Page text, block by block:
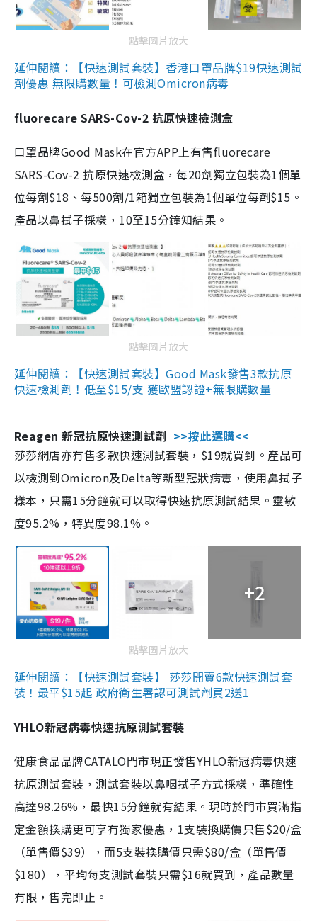
點擊圖片放大
延伸閱讀：【快速測試套裝】香港口罩品牌$19快速測試
劑優惠 無限購數量！可檢測Omicron病毒
fluorecare SARS-Cov-2 抗原快速檢測盒
口罩品牌Good Mask在官方APP上有售fluorecare
SARS-Cov-2 抗原快速檢測盒，每20劑獨立包裝為1個單
位每劑$18、每500劑/1箱獨立包裝為1個單位每劑$15。
產品以鼻拭子採樣，10至15分鐘知結果。
點擊圖片放大
延伸閱讀：【快速測試套裝】Good Mask發售3款抗原
快速檢測劑！低至$15/支 獲歐盟認證+無限購數量
Reagen 新冠抗原快速測試劑 >>按此選購<<
莎莎網店亦有售多款快速測試套裝，$19就買到。產品可
以檢測到Omicron及Delta等新型冠狀病毒，使用鼻拭子
樣本，只需15分鐘就可以取得快速抗原測試結果。靈敏
度95.2%，特異度98.1%。
+2
點擊圖片放大
延伸閱讀：【快速測試套裝】 莎莎開賣6款快速測試套
裝！最平$15起 政府衛生署認可測試劑買2送1
YHLO新冠病毒快速抗原測試套裝
健康食品品牌CATALO門市現正發售YHLO新冠病毒快速
抗原測試套裝，測試套裝以鼻咽拭子方式採樣，準確性
高達98.26%，最快15分鐘就有結果。現時於門市買滿指
定金額換購更可享有獨家優惠，1支裝換購價只售$20/盒
（單售價$39），而5支裝換購價只需$80/盒（單售價
$180），平均每支測試套裝只需$16就買到，產品數量
有限，售完即止。